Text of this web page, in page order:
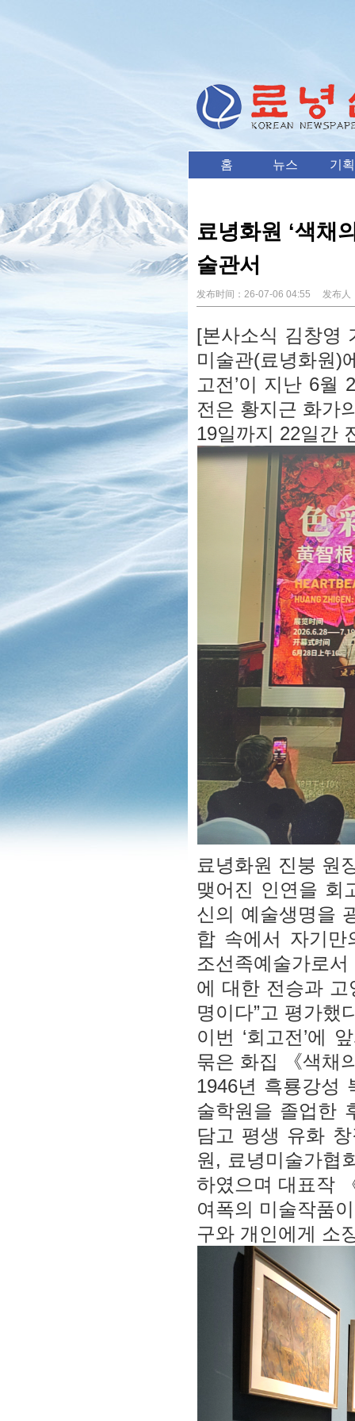
홈 뉴스 기획
료녕화원 ‘색채
술관서
发布时间： 26-07-06 04:55 发布人
[본사소식 김창영
미술관(료녕화원)
고전’이 지난 6월
전은 황지근 화가
19일까지 22일간
료녕화원 진붕 원
맺어진 인연을 회
신의 예술생명을
합 속에서 자기만
조선족예술가로
에 대한 전승과
명이다”고 평가했
이번 ‘회고전’에
묶은 화집 《색채
1946년 흑룡강성
술학원을 졸업한
담고 평생 유화
원, 료녕미술가협
하였으며 대표작
여폭의 미술작품
구와 개인에게 소